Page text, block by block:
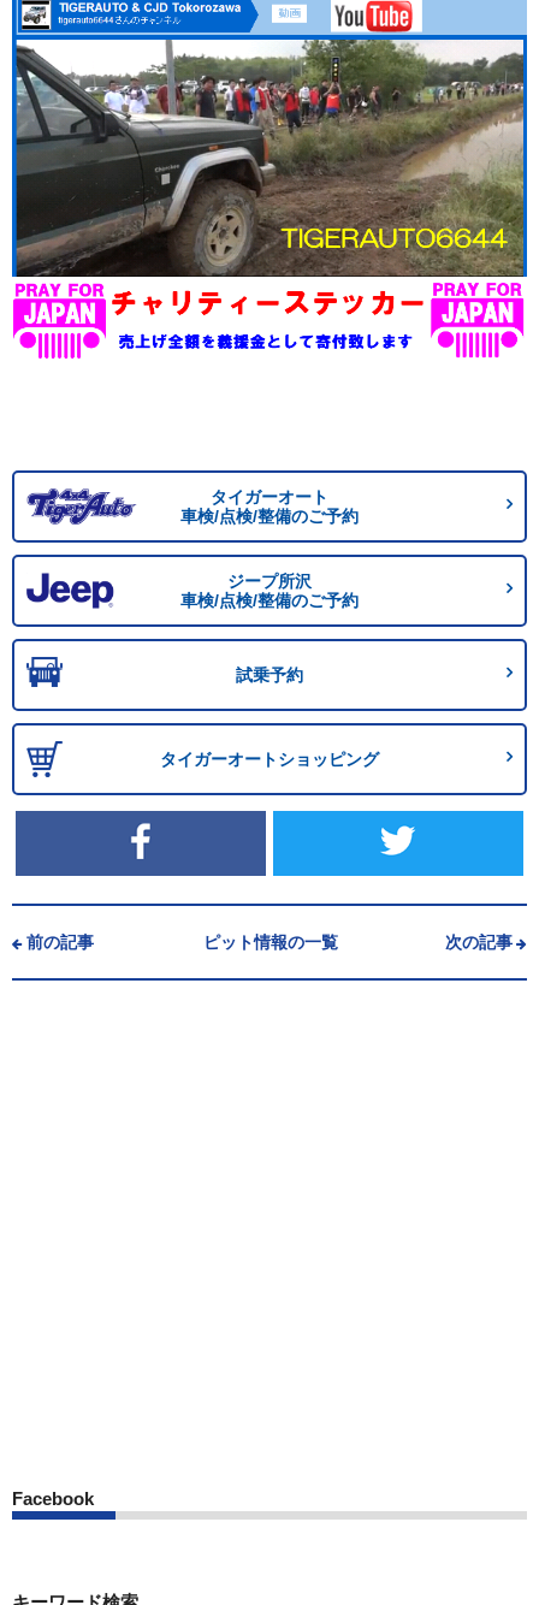
タイガーオート
車検/点検/整備のご予約
ジープ所沢
車検/点検/整備のご予約
試乗予約
タイガーオートショッピング
前の記事 ピット情報の一覧 次の記事
Facebook